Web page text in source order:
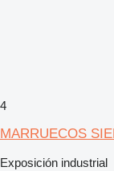
4
MARRUECOS
Exposición industrial